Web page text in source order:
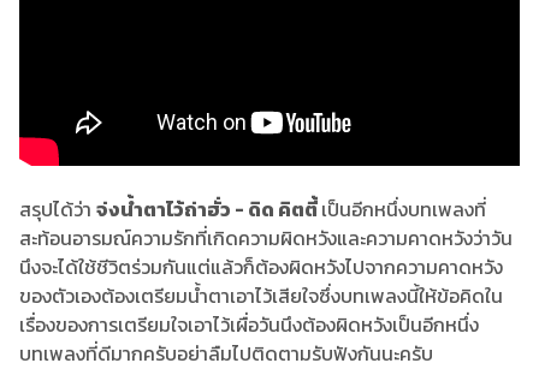
สรุปได้ว่า จ่งน้ำตาไว้ถ่าฮั่ว - ดิด คิตตี้เป็นอีกหนึ่งบทเพลงที่
สะท้อนอารมณ์ความรักที่เกิดความผิดหวังและความคาดหวังว่าวัน
นึงจะได้ใช้ชีวิตร่วมกันแต่แล้วก็ต้องผิดหวังไปจากความคาดหวัง
ของตัวเองต้องเตรียมน้ำตาเอาไว้เสียใจซึ่งบทเพลงนี้ให้ข้อคิดใน
เรื่องของการเตรียมใจเอาไว้เผื่อวันนึงต้องผิดหวังเป็นอีกหนึ่ง
บทเพลงที่ดีมากครับอย่าลืมไปติดตามรับฟังกันนะครับ